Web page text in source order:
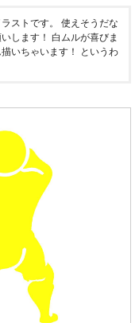
ストです。 使えそうだな
します！ 白ムルが喜びま
いちゃいます！ というわ